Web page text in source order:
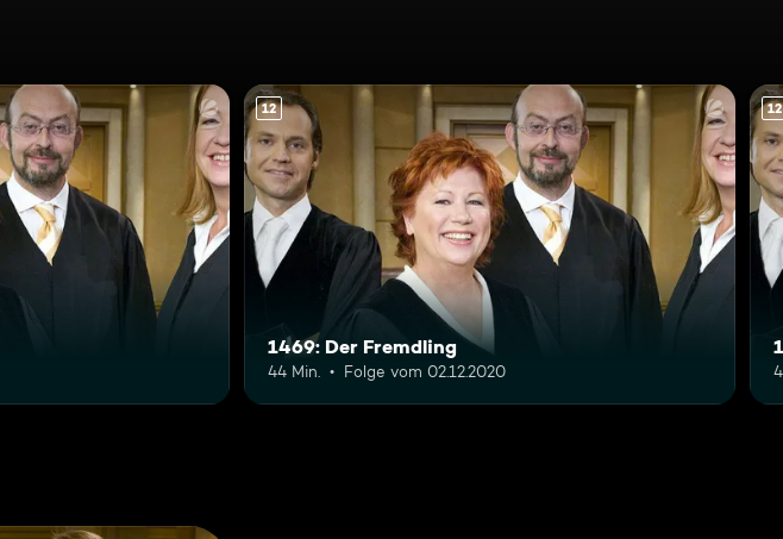
12
1469: Der Fremdling
44 Min. Folge vom 02.12.2020
12